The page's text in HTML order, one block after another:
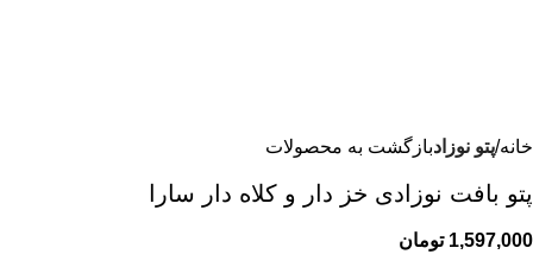
خانه پتو نوزادبازگشت به محصولات
پتو بافت نوزادی خز دار و کلاه دار سارا
1,597,000 تومان